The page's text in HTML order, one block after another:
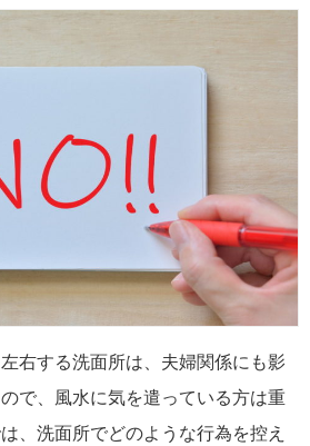
右する洗面所は、夫婦関係にも影
で、風水に気を遣っている方は重
、洗面所でどのような行為を控え